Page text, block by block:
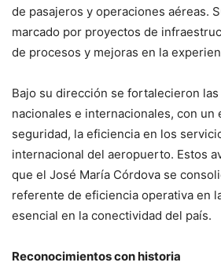
de pasajeros y operaciones aéreas.
marcado por proyectos de
de procesos y mejoras en la
Bajo su dirección se fortalecieron
nacionales e internacionales, con un
seguridad, la eficiencia en los
internacional del aeropuerto. Estos
que el José María Córdova se
referente de eficiencia operativa en
esencial en la conectividad del país.
Reconocimientos con historia